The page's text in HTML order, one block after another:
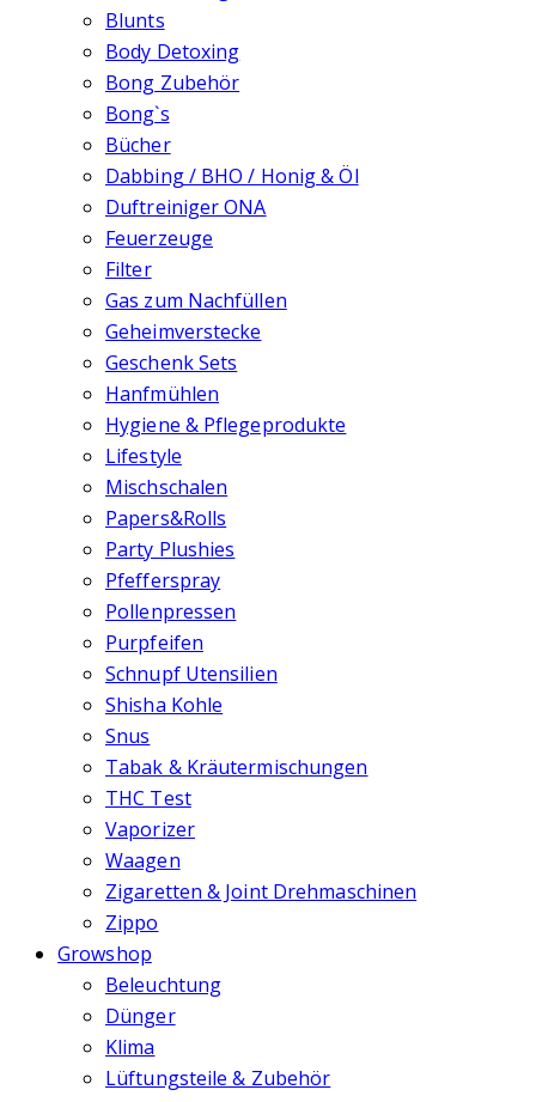
Blunts
Body Detoxing
Bong Zubehör
Bong`s
Bücher
Dabbing / BHO / Honig & Öl
Duftreiniger ONA
Feuerzeuge
Filter
Gas zum Nachfüllen
Geheimverstecke
Geschenk Sets
Hanfmühlen
Hygiene & Pflegeprodukte
Lifestyle
Mischschalen
Papers&Rolls
Party Plushies
Pfefferspray
Pollenpressen
Purpfeifen
Schnupf Utensilien
Shisha Kohle
Snus
Tabak & Kräutermischungen
THC Test
Vaporizer
Waagen
Zigaretten & Joint Drehmaschinen
Zippo
Growshop
Beleuchtung
Dünger
Klima
Lüftungsteile & Zubehör